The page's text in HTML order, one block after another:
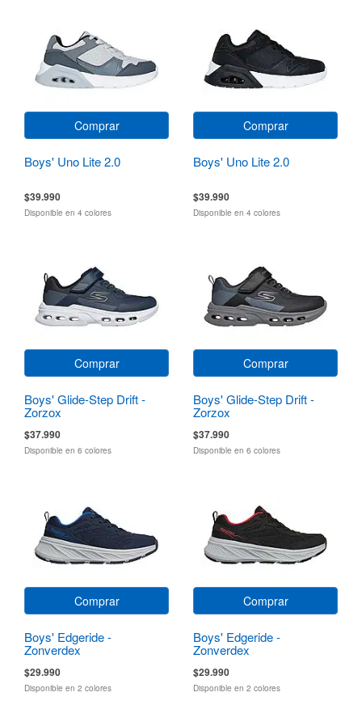
Comprar
Boys' Uno Lite 2.0
$39.990
Disponible en 4 colores
Comprar
Boys' Uno Lite 2.0
$39.990
Disponible en 4 colores
Comprar
Boys' Glide-Step Drift -
Zorzox
$37.990
Disponible en 6 colores
Comprar
Boys' Glide-Step Drift -
Zorzox
$37.990
Disponible en 6 colores
Comprar
Boys' Edgeride -
Zonverdex
$29.990
Disponible en 2 colores
Comprar
Boys' Edgeride -
Zonverdex
$29.990
Disponible en 2 colores